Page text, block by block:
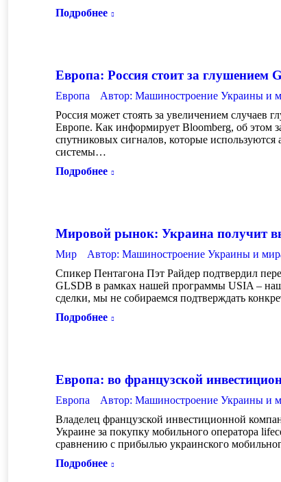
Подробнее
Европа: Россия стоит за глушением
Европа Автор: Машиностроение Украины и
Россия может стоять за увеличением
Европе. Как информирует Bloomberg, об
спутниковых сигналов, которые
системы…
Подробнее
Мировой рынок: Украина получит
Мир Автор: Машиностроение Украины и
Спикер Пентагона Пэт Райдер подтвердил
GLSDB в рамках нашей программы USIA –
сделки, мы не собираемся подтверждать
Подробнее
Европа: во французской
Европа Автор: Машиностроение Украины и
Владелец французской инвестиционной
Украине за покупку мобильного оператора
сравнению с прибылью украинского
Подробнее